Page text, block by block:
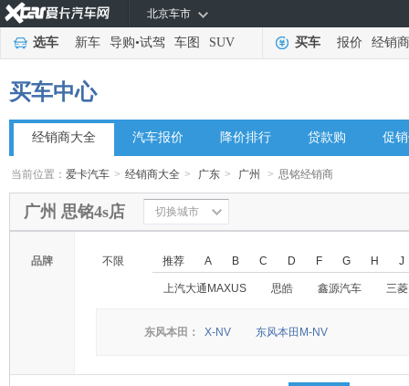
北京车市
选车 新车 导购•试驾 车图 SUV 买车 报价 经销商
买车中心
经销商大全 汽车报价 降价排行 贷款购 促
当前位置：爱卡汽车 > 经销商大全 > 广东 > 广州 > 思铭经销商
广州 思铭4s店 切换城市
品牌 不限 推荐 A B C D F G H J
上汽大通MAXUS 思皓 鑫源汽车 三菱
东风本田： X-NV 东风本田M-NV